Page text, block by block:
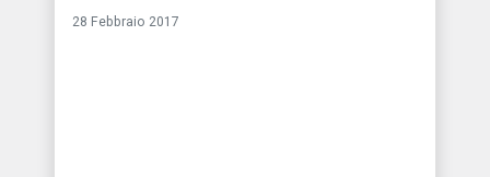
28 Febbraio 2017